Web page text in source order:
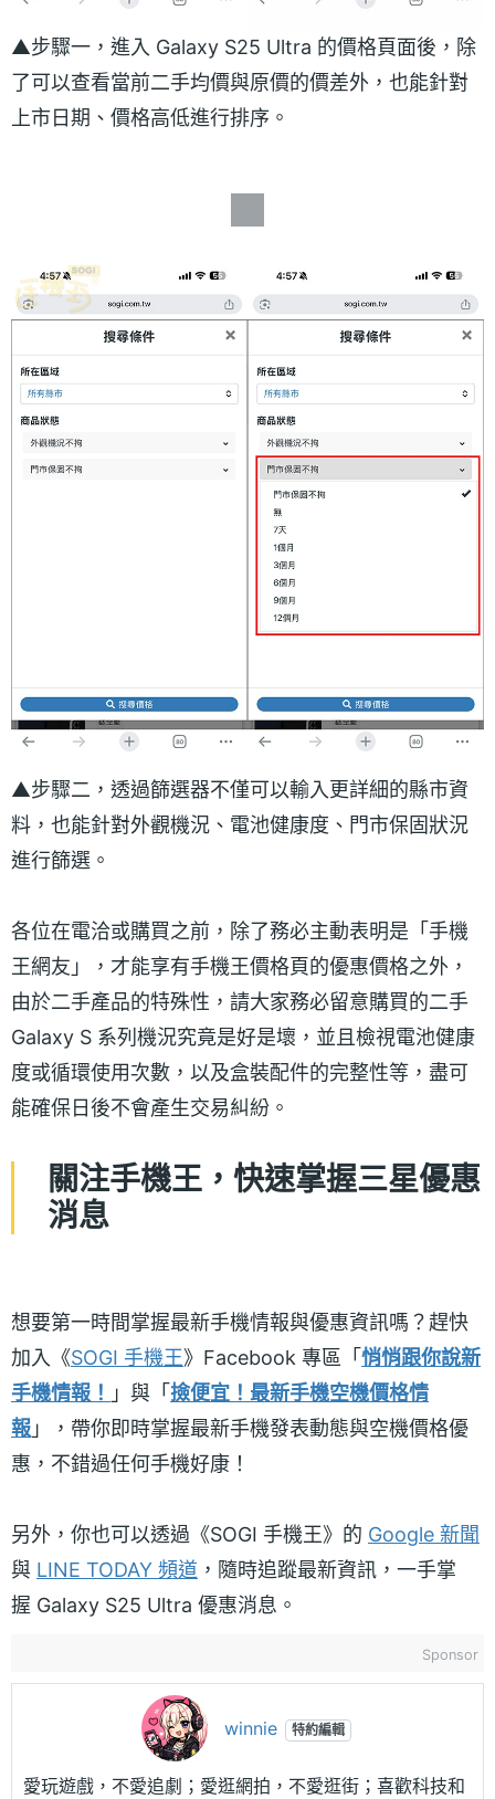
▲步驟一，進入 Galaxy S25 Ultra 的價格頁面後，除
了可以查看當前二手均價與原價的價差外，也能針對
上市日期、價格高低進行排序。
▲步驟二，透過篩選器不僅可以輸入更詳細的縣市資
料，也能針對外觀機況、電池健康度、門市保固狀況
進行篩選。
各位在電洽或購買之前，除了務必主動表明是「手機
王網友」，才能享有手機王價格頁的優惠價格之外，
由於二手產品的特殊性，請大家務必留意購買的二手
Galaxy S 系列機況究竟是好是壞，並且檢視電池健康
度或循環使用次數，以及盒裝配件的完整性等，盡可
能確保日後不會產生交易糾紛。
關注手機王，快速掌握三星優惠
消息
想要第一時間掌握最新手機情報與優惠資訊嗎？趕快
加入《SOGI 手機王》Facebook 專區「 悄悄跟你說新
手機情報！ 」與「 撿便宜！最新手機空機價格情
報 」，帶你即時掌握最新手機發表動態與空機價格優
惠，不錯過任何手機好康！
另外，你也可以透過《SOGI 手機王》的 Google 新聞
與 LINE TODAY 頻道 ，隨時追蹤最新資訊，一手掌
握 Galaxy S25 Ultra 優惠消息。
Sponsor
winnie 特約編輯
愛玩遊戲，不愛追劇；愛逛網拍，不愛逛街；喜歡科技和